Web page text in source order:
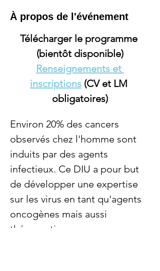
À propos de l'événement
Télécharger le programme
(bientôt disponible)
Renseignements et
inscriptions (CV et LM
obligatoires)
Environ 20% des cancers
observés chez l'homme sont
induits par des agents
infectieux. Ce DIU a pour but
de développer une expertise
sur les virus en tant qu'agents
oncogènes mais aussi
thérapeutiques en